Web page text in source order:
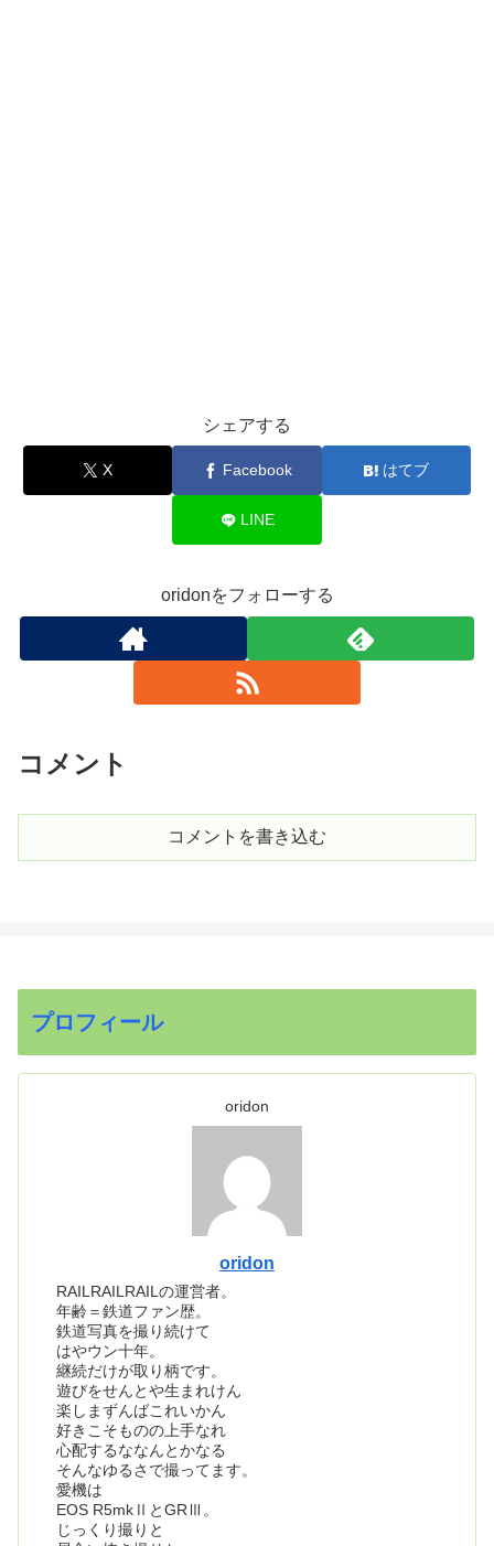
シェアする
X Facebook はてブ
LINE
oridonをフォローする
コメント
コメントを書き込む
プロフィール
oridon
oridon
RAILRAILRAILの運営者。
年齢＝鉄道ファン歴。
鉄道写真を撮り続けて
はやウン十年。
継続だけが取り柄です。
遊びをせんとや生まれけん
楽しまずんばこれいかん
好きこそものの上手なれ
心配するななんとかなる
そんなゆるさで撮ってます。
愛機は
EOS R5mkⅡとGRⅢ。
じっくり撮りと